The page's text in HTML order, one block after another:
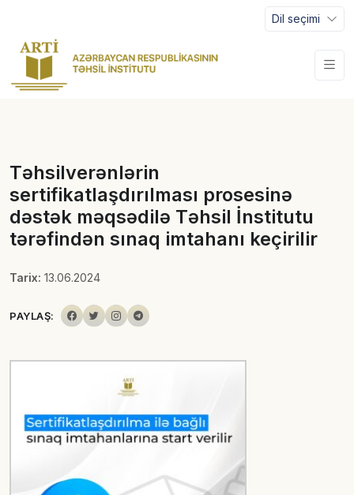
Dil seçimi
Təhsilverənlərin
sertifikatlaşdırılması prosesinə
dəstək məqsədilə Təhsil İnstitutu
tərəfindən sınaq imtahanı keçirilir
Tarix: 13.06.2024
PAYLAŞ: